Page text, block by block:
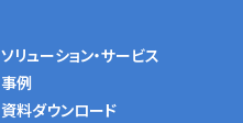
ソリューション・サービス
事例
資料ダウンロード